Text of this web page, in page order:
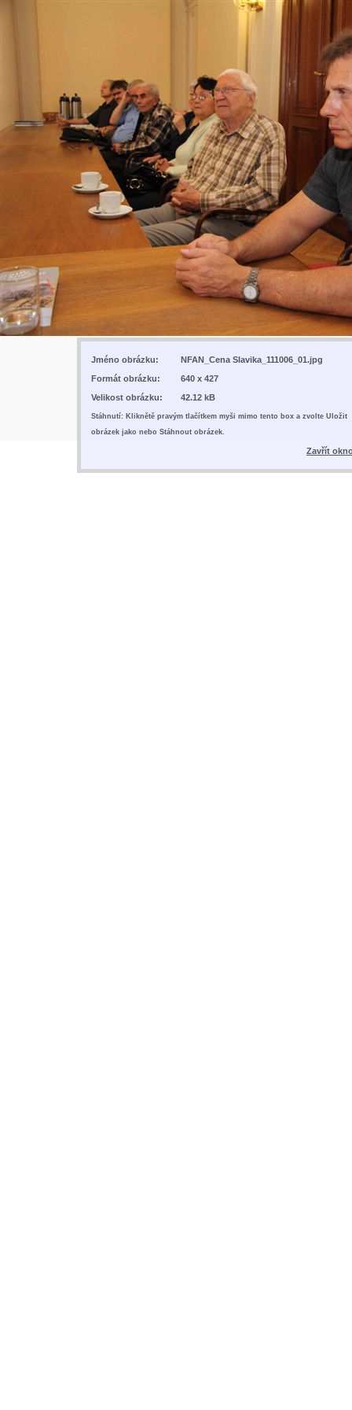
Jméno obrázku:
NFAN_Cena Slavika_111006_01.jpg
Formát obrázku:
640 x 427
Velikost obrázku:
42.12 kB
Stáhnutí: Kliknětě pravým tlačítkem myši mimo tento box a zvolte Uložit
obrázek jako nebo Stáhnout obrázek.
Zavřít